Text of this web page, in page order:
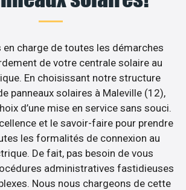
en charge de toutes les démarches
de votre centrale solaire au
En choisissant notre structure
panneaux solaires à Maleville (12),
d’une mise en service sans souci.
et le savoir-faire pour prendre
les formalités de connexion au
De fait, pas besoin de vous
administratives fastidieuses
Nous nous chargeons de cette